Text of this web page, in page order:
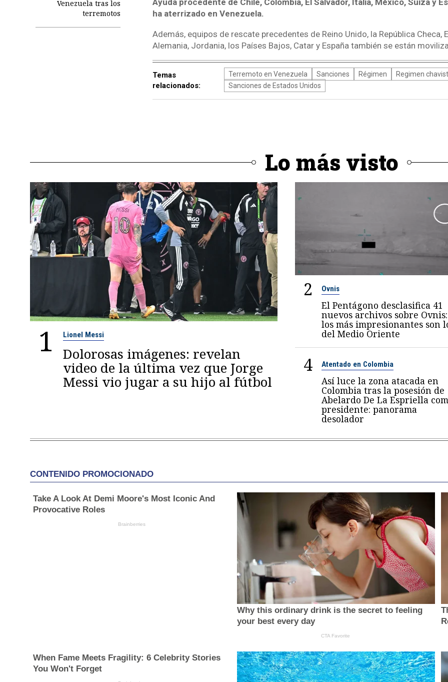
Venezuela tras los
terremotos
Ayuda procedente de Chile, Colombia, El Salvador, Italia, México, Suiza y
ha aterrizado en Venezuela.
Además, equipos de rescate precedentes de Reino Unido, la República Checa,
Alemania, Jordania, los Países Bajos, Catar y España también se están
Temas
relacionados:
Terremoto en Venezuela Sanciones Régimen Regimen
Sanciones de Estados Unidos
Lo más visto
1 Lionel Messi
Dolorosas imágenes: revelan
video de la última vez que Jorge
Messi vio jugar a su hijo al fútbol
2 Ovnis
El Pentágono desclasifica 41
nuevos archivos sobre Ovnis:
los más impresionantes son
del Medio Oriente
4 Atentado en Colombia
Así luce la zona atacada en
Colombia tras la posesión de
Abelardo De La Espriella
presidente: panorama
desolador